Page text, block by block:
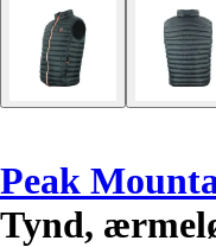
Peak
Tynd,